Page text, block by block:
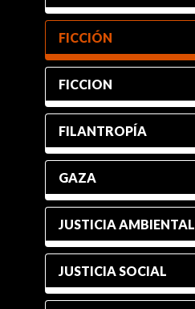
FICCIÓN
FICCION
FILANTROPÍA
GAZA
JUSTICIA AMBIENTAL
JUSTICIA SOCIAL